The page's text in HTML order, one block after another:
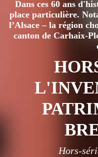
Dans ces 60 ans
place particulière.
l’Alsace – la région
canton de Carhaix-
Hors-